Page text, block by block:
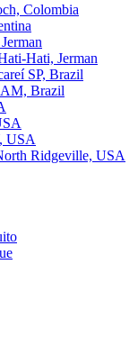
Colombia
Hati, Jerman
SP, Brazil
AM, Brazil
USA
Ridgeville, USA